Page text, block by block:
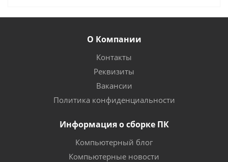
О Компании
Контакты
Реквизиты
Вакансии
Политика конфиденциальности
Информация о сборке ПК
Компьютерный блог
Компьютерные новости